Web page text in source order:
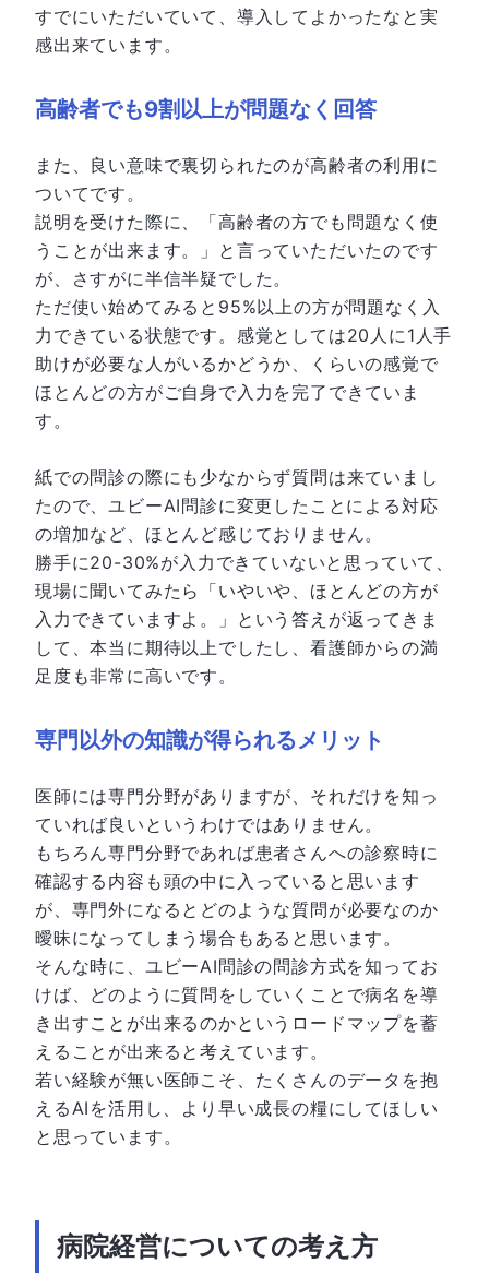
すでにいただいていて、導入してよかったなと実
感出来ています。
高齢者でも9割以上が問題なく回答
また、良い意味で裏切られたのが高齢者の利用に
ついてです。
説明を受けた際に、「高齢者の方でも問題なく使
うことが出来ます。」と言っていただいたのです
が、さすがに半信半疑でした。
ただ使い始めてみると95%以上の方が問題なく入
力できている状態です。感覚としては20人に1人手
助けが必要な人がいるかどうか、くらいの感覚で
ほとんどの方がご自身で入力を完了できていま
す。
紙での問診の際にも少なからず質問は来ていまし
たので、ユビーAI問診に変更したことによる対応
の増加など、ほとんど感じておりません。
勝手に20-30%が入力できていないと思っていて、
現場に聞いてみたら「いやいや、ほとんどの方が
入力できていますよ。」という答えが返ってきま
して、本当に期待以上でしたし、看護師からの満
足度も非常に高いです。
専門以外の知識が得られるメリット
医師には専門分野がありますが、それだけを知っ
ていれば良いというわけではありません。
もちろん専門分野であれば患者さんへの診察時に
確認する内容も頭の中に入っていると思います
が、専門外になるとどのような質問が必要なのか
曖昧になってしまう場合もあると思います。
そんな時に、ユビーAI問診の問診方式を知ってお
けば、どのように質問をしていくことで病名を導
き出すことが出来るのかというロードマップを蓄
えることが出来ると考えています。
若い経験が無い医師こそ、たくさんのデータを抱
えるAIを活用し、より早い成長の糧にしてほしい
と思っています。
病院経営についての考え方